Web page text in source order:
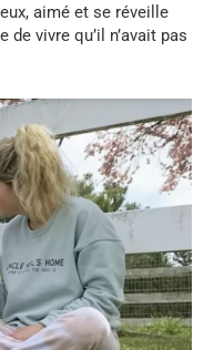
aimé et se réveille
vivre qu’il n’avait pas